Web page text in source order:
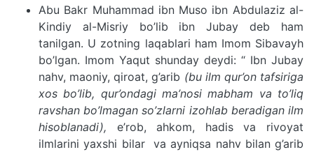
Abu Bakr Muhammad ibn Muso ibn Abdulaziz al-
Kindiy al-Misriy bo’lib ibn Jubay deb ham
tanilgan. U zotning laqablari ham Imom Sibavayh
bo’lgan. Imom Yaqut shunday deydi: “ Ibn Jubay
nahv, maoniy, qiroat, g’arib (bu ilm qur’on tafsiriga
xos bo’lib, qur’ondagi ma’nosi mabham va to’liq
ravshan bo’lmagan so’zlarni izohlab beradigan ilm
hisoblanadi), e’rob, ahkom, hadis va rivoyat
ilmlarini yaxshi bilar va ayniqsa nahv bilan g’arib